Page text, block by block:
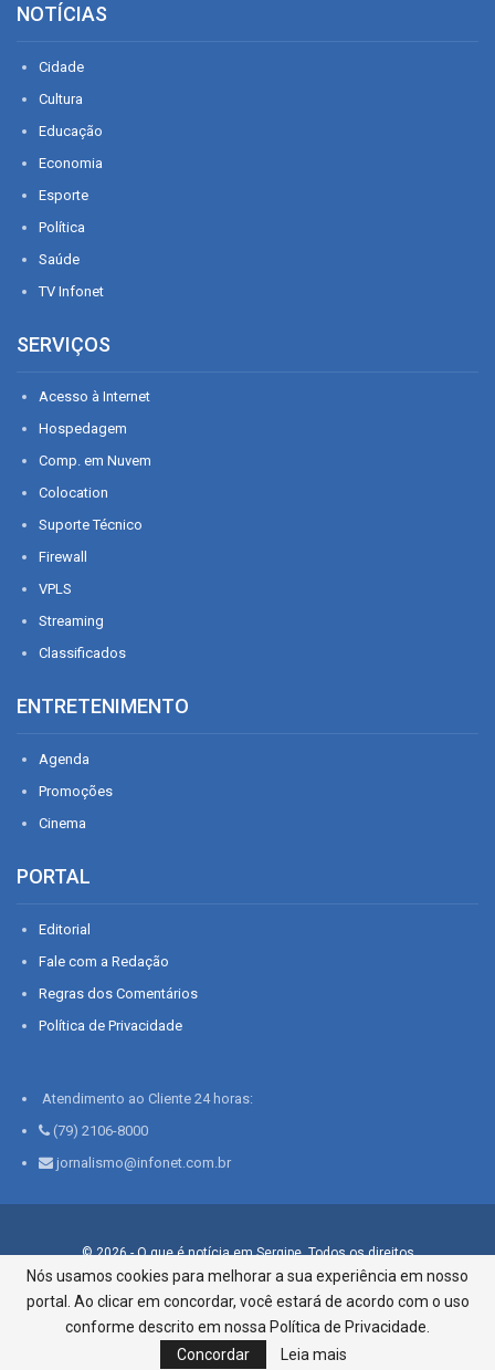
NOTÍCIAS
Cidade
Cultura
Educação
Economia
Esporte
Política
Saúde
TV Infonet
SERVIÇOS
Acesso à Internet
Hospedagem
Comp. em Nuvem
Colocation
Suporte Técnico
Firewall
VPLS
Streaming
Classificados
ENTRETENIMENTO
Agenda
Promoções
Cinema
PORTAL
Editorial
Fale com a Redação
Regras dos Comentários
Política de Privacidade
Atendimento ao Cliente 24 horas:
(79) 2106-8000
jornalismo@infonet.com.br
© 2026 - O que é notícia em Sergipe. Todos os direitos
reservados.
Infonet - Rua Monsenhor Silveira 276, Bairro São José |
Aracaju-SE, CEP 49015-030, Fone: 79.2106.8000 - CI Centro de
Informações LTDA
Nós usamos cookies para melhorar a sua experiência em nosso
portal. Ao clicar em concordar, você estará de acordo com o uso
conforme descrito em nossa Política de Privacidade.
Concordar
Leia mais